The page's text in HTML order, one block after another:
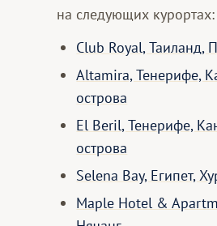
на следующих курортах:
Club Royal, Таиланд,
Altamira, Тенерифе,
острова
El Beril, Тенерифе,
острова
Selena Bay, Египет,
Maple Hotel &